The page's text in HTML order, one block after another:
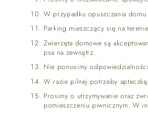
W przypadku opuszczania
Parking mieszczący się na
Zwierzęta domowe są
psa na zewnątrz.
Nie ponosimy
W razie pilnej potrzeby
Prosimy o utrzymywanie oraz
pomieszczeniu piwnicznym. W